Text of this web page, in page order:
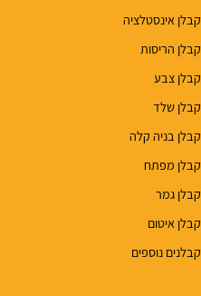
קבלן אינסטלציה
קבלן הריסות
קבלן צבע
קבלן שלד
קבלן בניה קלה
קבלן מפתח
קבלן גמר
קבלן איטום
קבלנים נוספים